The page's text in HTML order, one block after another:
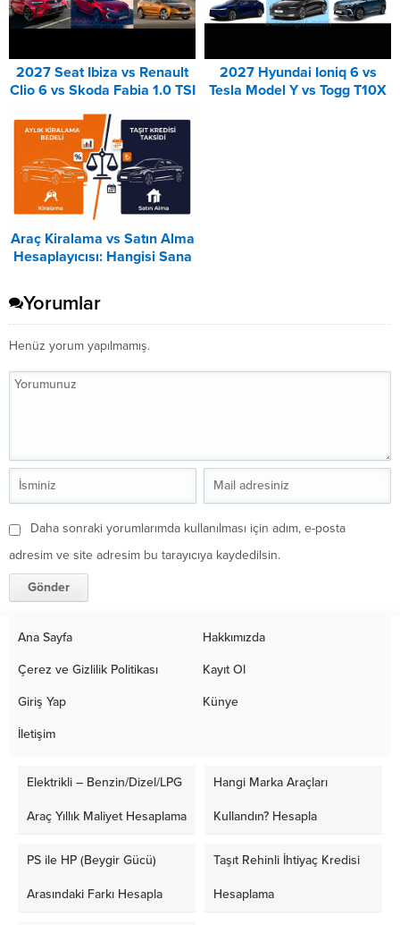
2027 Seat Ibiza vs Renault
Clio 6 vs Skoda Fabia 1.0 TSI
2027 Hyundai Ioniq 6 vs
Tesla Model Y vs Togg T10X
Araç Kiralama vs Satın Alma
Hesaplayıcısı: Hangisi Sana
Yorumlar
Henüz yorum yapılmamış.
Daha sonraki yorumlarımda kullanılması için adım, e-posta
adresim ve site adresim bu tarayıcıya kaydedilsin.
Ana Sayfa Hakkımızda
Çerez ve Gizlilik Politikası Kayıt Ol
Giriş Yap Künye
İletişim
Elektrikli – Benzin/Dizel/LPG
Araç Yıllık Maliyet Hesaplama
Hangi Marka Araçları
Kullandın? Hesapla
PS ile HP (Beygir Gücü)
Arasındaki Farkı Hesapla
Taşıt Rehinli İhtiyaç Kredisi
Hesaplama